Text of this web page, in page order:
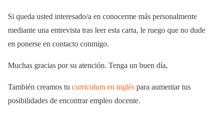
Si queda usted interesado/a en conocerme más personalmente
mediante una entrevista tras leer esta carta, le ruego que no dude
en ponerse en contacto conmigo.
Muchas gracias por su atención. Tenga un buen día,
También creamos tu curriculum en inglés para aumentar tus
posibilidades de encontrar empleo docente.